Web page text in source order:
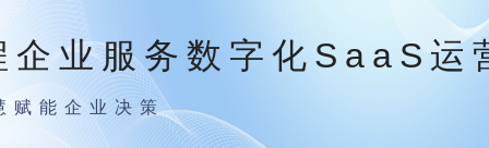
企业服务数字化SaaS运
赋能企业决策